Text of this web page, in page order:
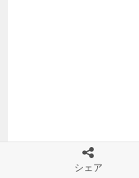
シェア